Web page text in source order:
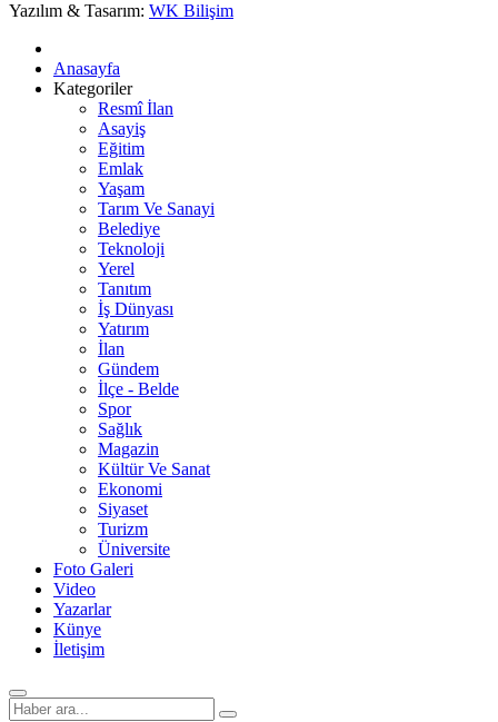
Yazılım & Tasarım: WK Bilişim
Anasayfa
Kategoriler
Resmî İlan
Asayiş
Eğitim
Emlak
Yaşam
Tarım Ve Sanayi
Belediye
Teknoloji
Yerel
Tanıtım
İş Dünyası
Yatırım
İlan
Gündem
İlçe - Belde
Spor
Sağlık
Magazin
Kültür Ve Sanat
Ekonomi
Siyaset
Turizm
Üniversite
Foto Galeri
Video
Yazarlar
Künye
İletişim